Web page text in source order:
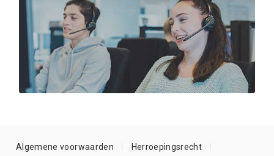
Algemene voorwaarden Herroepingsrecht